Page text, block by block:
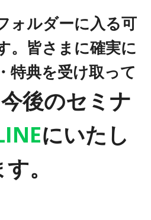
ォルダーに入る可
皆さまに確実に
特典を受け取って
今後のセミナ
にいたし
。